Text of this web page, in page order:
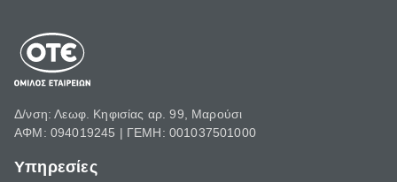
Δ/νση: Λεωφ. Κηφισίας αρ. 99, Μαρούσι
ΑΦΜ: 094019245 | ΓΕΜΗ: 001037501000
Υπηρεσίες